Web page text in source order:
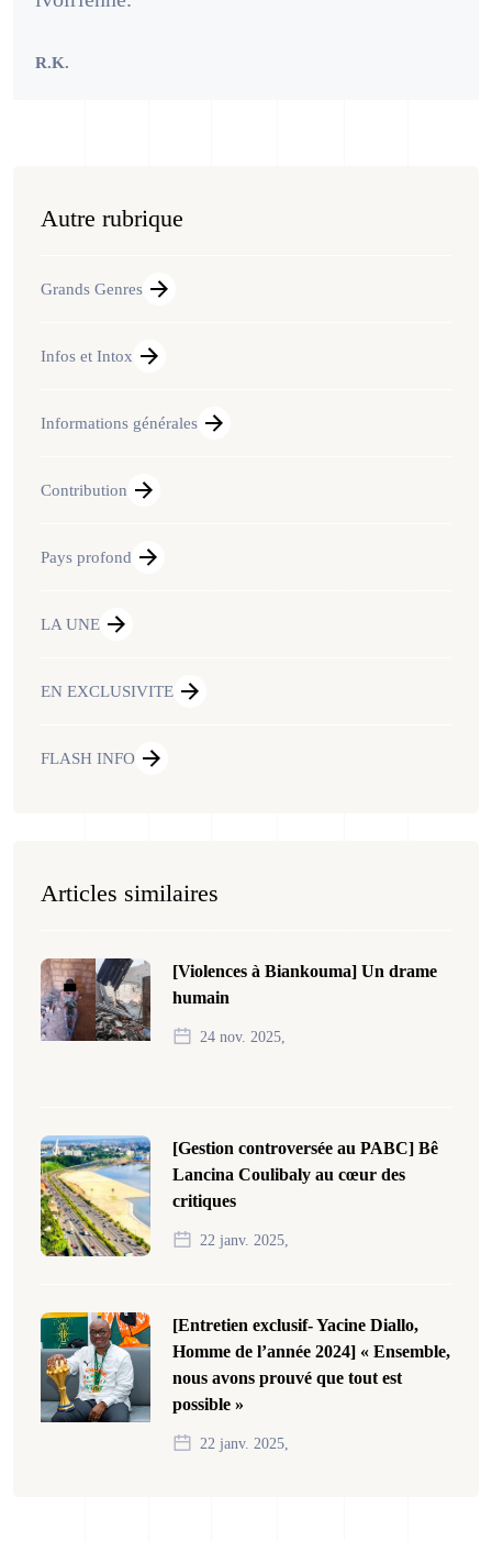
R.K.
Autre rubrique
Grands Genres
Infos et Intox
Informations générales
Contribution
Pays profond
LA UNE
EN EXCLUSIVITE
FLASH INFO
Articles similaires
[Violences à Biankouma] Un drame
humain
24 nov. 2025,
[Gestion controversée au PABC] Bê
Lancina Coulibaly au cœur des
critiques
22 janv. 2025,
[Entretien exclusif- Yacine Diallo,
Homme de l’année 2024] « Ensemble,
nous avons prouvé que tout est
possible »
22 janv. 2025,